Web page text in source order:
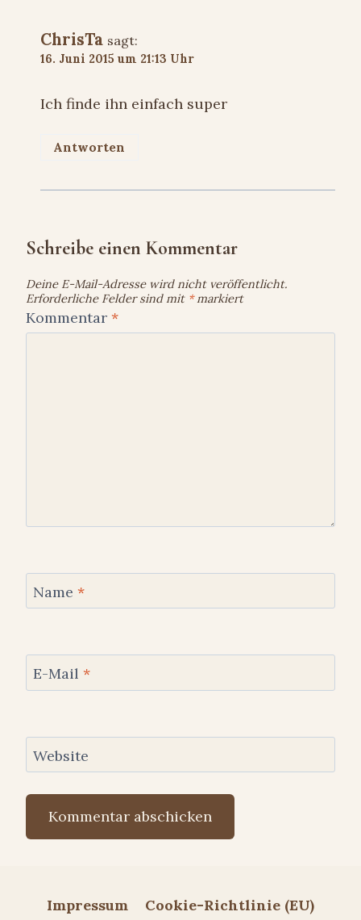
ChrisTa sagt:
16. Juni 2015 um 21:13 Uhr
Ich finde ihn einfach super
Antworten
Schreibe einen Kommentar
Deine E-Mail-Adresse wird nicht veröffentlicht.
Erforderliche Felder sind mit *markiert
Kommentar *
Name *
E-Mail *
Website
Impressum Cookie-Richtlinie (EU)